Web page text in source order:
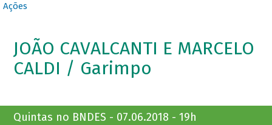
Ações
JOÃO CAVALCANTI E MARCELO
CALDI / Garimpo
Quintas no BNDES - 07.06.2018 - 19h